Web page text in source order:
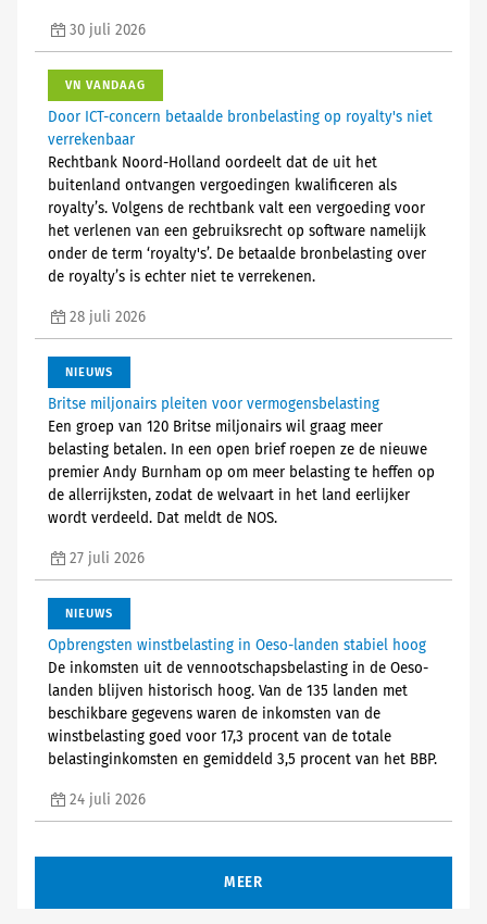
30 juli 2026
VN VANDAAG
Door ICT-concern betaalde bronbelasting op royalty's niet
verrekenbaar
Rechtbank Noord-Holland oordeelt dat de uit het
buitenland ontvangen vergoedingen kwalificeren als
royalty’s. Volgens de rechtbank valt een vergoeding voor
het verlenen van een gebruiksrecht op software namelijk
onder de term ‘royalty's’. De betaalde bronbelasting over
de royalty’s is echter niet te verrekenen.
28 juli 2026
NIEUWS
Britse miljonairs pleiten voor vermogensbelasting
Een groep van 120 Britse miljonairs wil graag meer
belasting betalen. In een open brief roepen ze de nieuwe
premier Andy Burnham op om meer belasting te heffen op
de allerrijksten, zodat de welvaart in het land eerlijker
wordt verdeeld. Dat meldt de NOS.
27 juli 2026
NIEUWS
Opbrengsten winstbelasting in Oeso-landen stabiel hoog
De inkomsten uit de vennootschapsbelasting in de Oeso-
landen blijven historisch hoog. Van de 135 landen met
beschikbare gegevens waren de inkomsten van de
winstbelasting goed voor 17,3 procent van de totale
belastinginkomsten en gemiddeld 3,5 procent van het BBP.
24 juli 2026
MEER